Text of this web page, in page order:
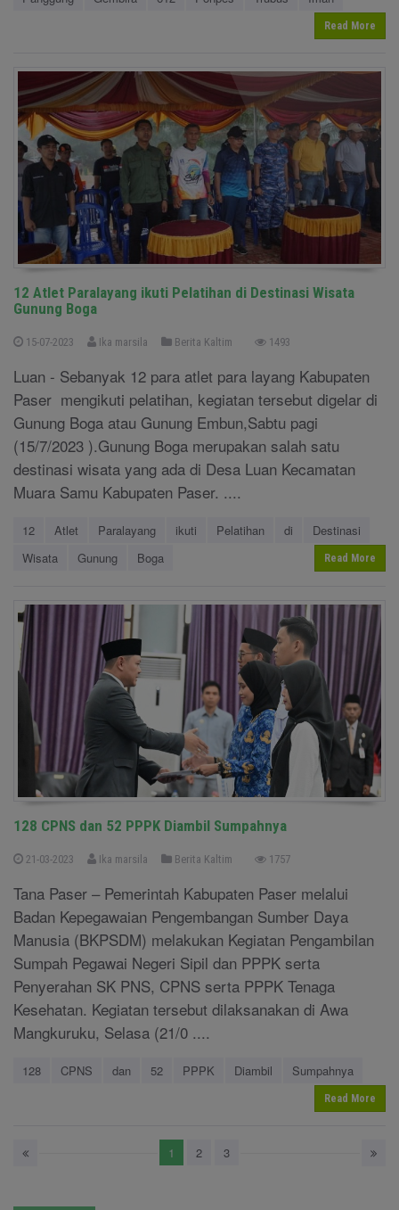
Read More
12 Atlet Paralayang ikuti Pelatihan di Destinasi Wisata
Gunung Boga
15-07-2023 Ika marsila Berita Kaltim 1493
Luan - Sebanyak 12 para atlet para layang Kabupaten
Paser mengikuti pelatihan, kegiatan tersebut digelar di
Gunung Boga atau Gunung Embun,Sabtu pagi
(15/7/2023 ).Gunung Boga merupakan salah satu
destinasi wisata yang ada di Desa Luan Kecamatan
Muara Samu Kabupaten Paser. ....
12 Atlet Paralayang ikuti Pelatihan di
Destinasi
Wisata
Gunung Boga Read More
128 CPNS dan 52 PPPK Diambil Sumpahnya
21-03-2023 Ika marsila Berita Kaltim 1757
Tana Paser – Pemerintah Kabupaten Paser melalui
Badan Kepegawaian Pengembangan Sumber Daya
Manusia (BKPSDM) melakukan Kegiatan Pengambilan
Sumpah Pegawai Negeri Sipil dan PPPK serta
Penyerahan SK PNS, CPNS serta PPPK Tenaga
Kesehatan. Kegiatan tersebut dilaksanakan di Awa
Mangkuruku, Selasa (21/0 ....
128 CPNS dan 52 PPPK Diambil Sumpahnya
Read More
1 2 3